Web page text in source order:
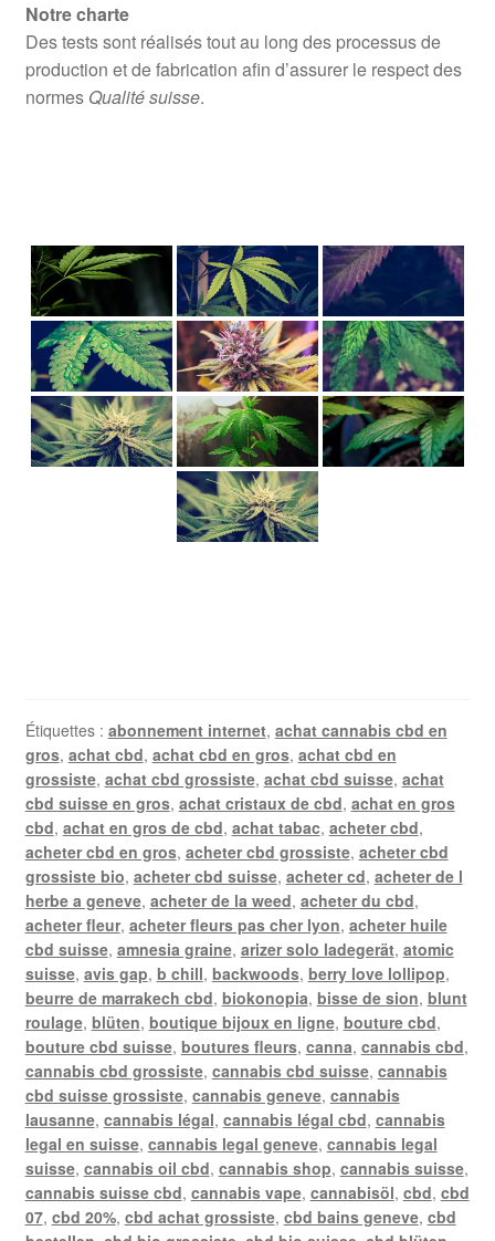
Notre charte
Des tests sont réalisés tout au long des processus de
production et de fabrication afin d’assurer le respect des
normes Qualité suisse.
Étiquettes : abonnement internet, achat cannabis cbd en
gros, achat cbd, achat cbd en gros, achat cbd en
grossiste, achat cbd grossiste, achat cbd suisse, achat
cbd suisse en gros, achat cristaux de cbd, achat en gros
cbd, achat en gros de cbd, achat tabac, acheter cbd,
acheter cbd en gros, acheter cbd grossiste, acheter cbd
grossiste bio, acheter cbd suisse, acheter cd, acheter de l
herbe a geneve, acheter de la weed, acheter du cbd,
acheter fleur, acheter fleurs pas cher lyon, acheter huile
cbd suisse, amnesia graine, arizer solo ladegerät, atomic
suisse, avis gap, b chill, backwoods, berry love lollipop,
beurre de marrakech cbd, biokonopia, bisse de sion, blunt
roulage, blüten, boutique bijoux en ligne, bouture cbd,
bouture cbd suisse, boutures fleurs, canna, cannabis cbd,
cannabis cbd grossiste, cannabis cbd suisse, cannabis
cbd suisse grossiste, cannabis geneve, cannabis
lausanne, cannabis légal, cannabis légal cbd, cannabis
legal en suisse, cannabis legal geneve, cannabis legal
suisse, cannabis oil cbd, cannabis shop, cannabis suisse,
cannabis suisse cbd, cannabis vape, cannabisöl, cbd, cbd
07, cbd 20%, cbd achat grossiste, cbd bains geneve, cbd